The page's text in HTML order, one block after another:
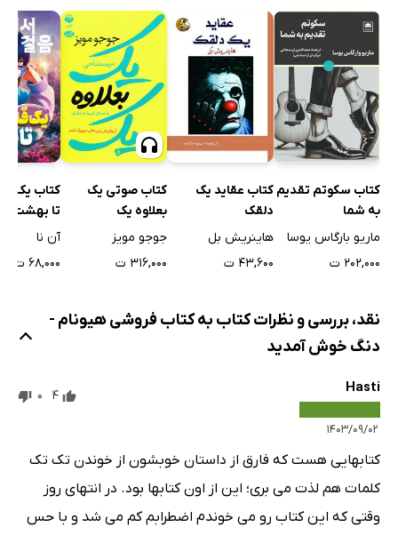
مردی که به جست‌وجوی یونگجو آمد چه کسی بود؟
رها کردن گذشته
انگار همه‌چیز روبه‌راه بود
بیا یکدیگر را دوست بداریم
زندگی میان انسان‌های خوب
آزمایش احساسات
جایی که به شخص بهتری تبدیلم می‌کند
بیا در برلین یکدیگر را ببینیم
چه چیزی کتاب‌فروشی را زنده نگه می‌دارد؟
یادداشت نویسنده
کتاب سکوتم تقدیم
به شما
ماریو بارگاس یوسا
۲۰۲,۰۰۰ ت
کتاب عقاید یک
دلقک
هاینریش بل
۴۳,۶۰۰ ت
کتاب صوتی یک
بعلاوه یک
جوجو مویز
۳۱۶,۰۰۰ ت
کتاب یک
تا بهشت
آن نا
۶۸,۰۰۰ ت
نقد، بررسی و نظرات کتاب به کتاب فروشی هیونام -
دنگ خوش آمدید
Hasti
۱۴۰۳/۰۹/۰۲
4
0
کتابهایی هست که فارق از داستان خوبشون از خوندن تک تک
کلمات هم لذت می بری؛ این از اون کتابها بود. در انتهای روز
وقتی که این کتاب رو می خوندم اضطرابم کم می شد و با حس